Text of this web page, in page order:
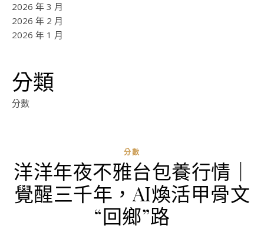
2026 年 3 月
2026 年 2 月
2026 年 1 月
分類
分數
分數
洋洋年夜不雅台包養行情｜
覺醒三千年，AI煥活甲骨文
“回鄉”路